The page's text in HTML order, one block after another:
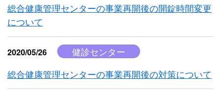
総合健康管理センターの事業再開後の開錠時間変更
について
2020/05/26
健診センター
総合健康管理センターの事業再開後の対策について